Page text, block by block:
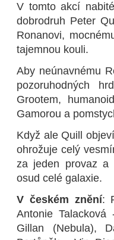
V tomto akcí
dobrodruh Peter
Ronanovi,
tajemnou kouli.
Aby neúnavnému
pozoruhodných
Grootem,
Gamorou a
Když ale Quill
ohrožuje celý
za jeden provaz a
osud celé galaxie.
V českém znění:
Antonie
Gillan (Nebula),